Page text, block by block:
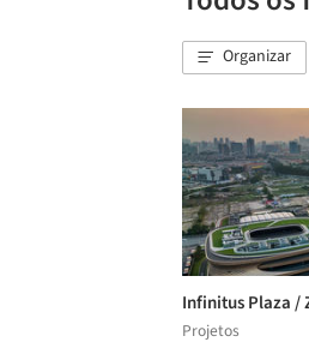
Organizar
Infinitus Plaza /
Projetos